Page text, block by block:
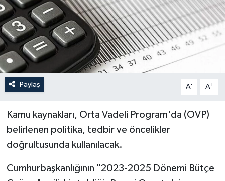
Paylaş A- A+
Kamu kaynakları, Orta Vadeli Program'da (OVP)
belirlenen politika, tedbir ve öncelikler
doğrultusunda kullanılacak.
Cumhurbaşkanlığının "2023-2025 Dönemi Bütçe